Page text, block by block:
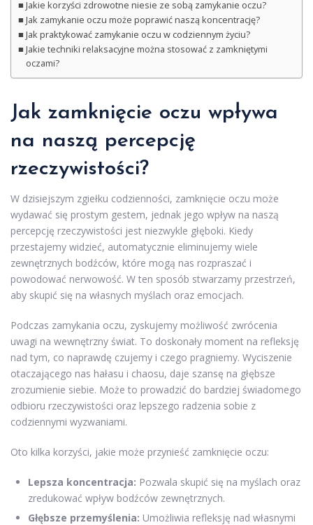
Jakie korzyści zdrowotne niesie ze sobą zamykanie oczu?
Jak zamykanie oczu może poprawić naszą koncentrację?
Jak praktykować zamykanie oczu w codziennym życiu?
Jakie techniki relaksacyjne można stosować z zamkniętymi
oczami?
Jak zamknięcie oczu wpływa
na naszą percepcję
rzeczywistości?
W dzisiejszym zgiełku codzienności, zamknięcie oczu może
wydawać się prostym gestem, jednak jego wpływ na naszą
percepcję rzeczywistości jest niezwykle głęboki. Kiedy
przestajemy widzieć, automatycznie eliminujemy wiele
zewnętrznych bodźców, które mogą nas rozpraszać i
powodować nerwowość. W ten sposób stwarzamy przestrzeń,
aby skupić się na własnych myślach oraz emocjach.
Podczas zamykania oczu, zyskujemy możliwość zwrócenia
uwagi na wewnętrzny świat. To doskonały moment na refleksję
nad tym, co naprawdę czujemy i czego pragniemy. Wyciszenie
otaczającego nas hałasu i chaosu, daje szansę na głębsze
zrozumienie siebie. Może to prowadzić do bardziej świadomego
odbioru rzeczywistości oraz lepszego radzenia sobie z
codziennymi wyzwaniami.
Oto kilka korzyści, jakie może przynieść zamknięcie oczu:
Lepsza koncentracja: Pozwala skupić się na myślach oraz
zredukować wpływ bodźców zewnętrznych.
Głębsze przemyślenia: Umożliwia refleksję nad własnymi